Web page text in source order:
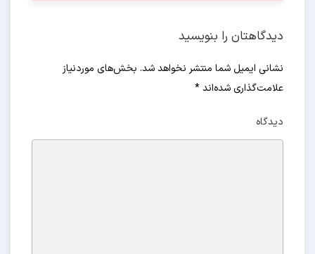
دیدگاهتان را بنویسید
نشانی ایمیل شما منتشر نخواهد شد. بخش‌های موردنیاز
علامت‌گذاری شده‌اند*
دیدگاه